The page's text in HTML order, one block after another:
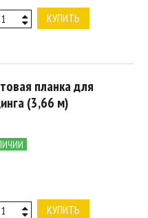
КУПИТЬ
планка для
(3,66 м)
КУПИТЬ